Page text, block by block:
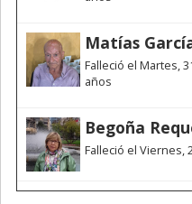
Matías
Falleció el Martes,
años
Begoña
Falleció el Viernes,